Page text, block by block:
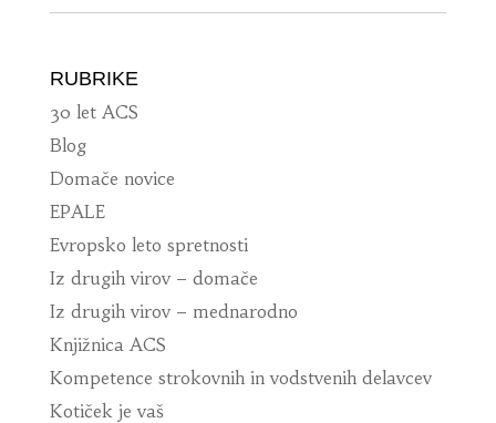
RUBRIKE
30 let ACS
Blog
Domače novice
EPALE
Evropsko leto spretnosti
Iz drugih virov – domače
Iz drugih virov – mednarodno
Knjižnica ACS
Kompetence strokovnih in vodstvenih delavcev
Kotiček je vaš